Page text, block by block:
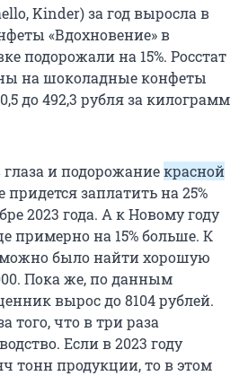
Kinder) за год выросла в
«Вдохновение» в
подорожали на 15%. Росстат
на шоколадные конфеты
до 492,3 рубля за килограмм
глаза и подорожаниекрасной
придется заплатить на 25%
2023 года. А к Новому году
примерно на 15% больше. К
можно было найти хорошую
Пока же, по данным
вырос до 8104 рублей.
того, что в три раза
Если в 2023 году
тонн продукции, то в этом